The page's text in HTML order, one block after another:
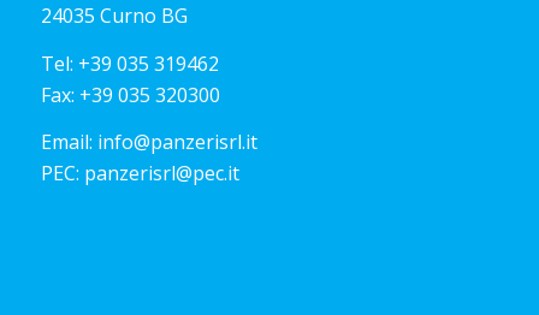
24035 Curno BG
Tel: +39 035 319462
Fax: +39 035 320300
Email: info@panzerisrl.it
PEC: panzerisrl@pec.it